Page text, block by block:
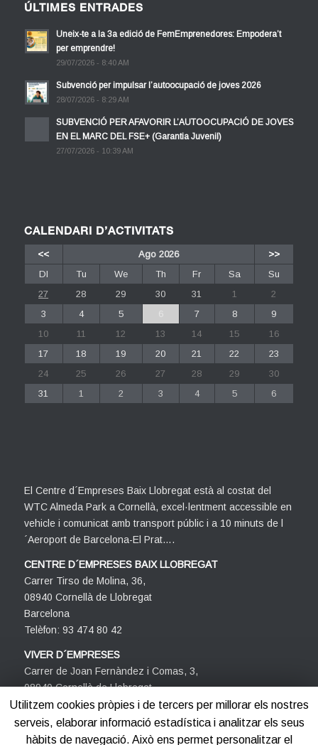
ÚLTIMES ENTRADES
Uneix-te a la 3a edició de FemEmprenedores: Empodera’t
per emprendre!
29/07/2026 - 8:40 AM
Subvenció per impulsar l’autoocupació de joves 2026
28/07/2026 - 8:29 AM
SUBVENCIÓ PER AFAVORIR L’AUTOOCUPACIÓ DE JOVES
EN EL MARC DEL FSE+ (Garantia Juvenil)
27/07/2026 - 10:39 AM
CALENDARI D’ACTIVITATS
<< Ago 2026
>>
Dl
Tu We Th Fr Sa
Su
27
28 29 30 31 1
2
3
4 5 6 7 8
9
10
11 12 13 14 15
16
17
18 19 20 21 22
23
24
25 26 27 28 29
30
31
1 2 3 4 5 6
El Centre d´Empreses Baix Llobregat està al costat del
WTC Almeda Park a Cornellà, excel·lentment accessible en
vehicle i comunicat amb transport públic i a 10 minuts de l
´Aeroport de Barcelona-El Prat….
CENTRE D´EMPRESES BAIX LLOBREGAT
Carrer Tirso de Molina, 36,
08940 Cornellà de Llobregat
Barcelona
Telèfon: 93 474 80 42
VIVER D´EMPRESES
Carrer de Joan Fernàndez i Comas, 3,
08940 Cornellà de Llobregat
Barcelona
Telèfon: 93 474 80 42
Utilitzem cookies pròpies i de tercers per millorar els nostres
serveis, elaborar informació estadística i analitzar els seus
hàbits de navegació. Això ens permet personalitzar el